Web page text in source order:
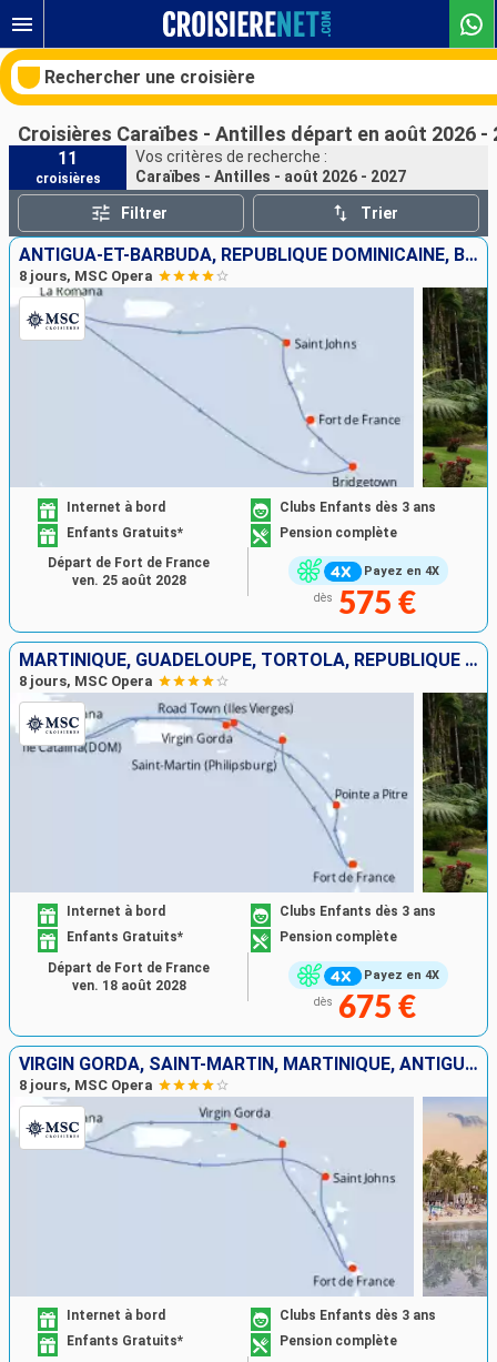
Rechercher une croisière
Nos destinations
Mois de départ
Ports
Rechercher
Croisières Caraïbes - Antilles départ en août 2026 -
11
croisières
Vos critères de recherche :
Caraïbes - Antilles - août 2026 - 2027
Filtrer Trier
ANTIGUA-ET-BARBUDA, RÉPUBLIQUE DOMINICAINE, BARBADE, MARTINIQUE
8 jours, MSC Opera
Payez en 4X
Internet à bord
Clubs Enfants dès 3 ans
Enfants Gratuits*
Pension complète
dès 575 €
Départ de Fort de France
ven. 25 août 2028
MARTINIQUE, GUADELOUPE, TORTOLA, RÉPUBLIQUE DOMINICAINE, VIRGIN GORDA, SAINT-MARTIN
8 jours, MSC Opera
Payez en 4X
Internet à bord
Clubs Enfants dès 3 ans
Enfants Gratuits*
Pension complète
dès 675 €
Départ de Fort de France
ven. 18 août 2028
VIRGIN GORDA, SAINT-MARTIN, MARTINIQUE, ANTIGUA-ET-BARBUDA, RÉPUBLIQUE DOMINICAINE
8 jours, MSC Opera
Internet à bord
Clubs Enfants dès 3 ans
Enfants Gratuits*
Pension complète